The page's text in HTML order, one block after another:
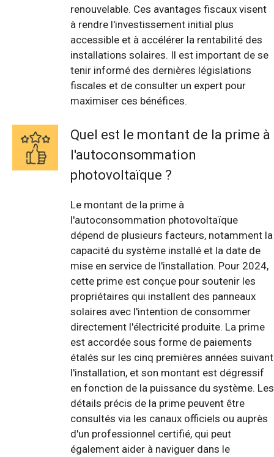
renouvelable. Ces avantages fiscaux visent
à rendre l'investissement initial plus
accessible et à accélérer la rentabilité des
installations solaires. Il est important de se
tenir informé des dernières législations
fiscales et de consulter un expert pour
maximiser ces bénéfices.
Quel est le montant de la prime à
l'autoconsommation
photovoltaïque ?
Le montant de la prime à
l'autoconsommation photovoltaïque
dépend de plusieurs facteurs, notamment la
capacité du système installé et la date de
mise en service de l'installation. Pour 2024,
cette prime est conçue pour soutenir les
propriétaires qui installent des panneaux
solaires avec l'intention de consommer
directement l'électricité produite. La prime
est accordée sous forme de paiements
étalés sur les cinq premières années suivant
l'installation, et son montant est dégressif
en fonction de la puissance du système. Les
détails précis de la prime peuvent être
consultés via les canaux officiels ou auprès
d'un professionnel certifié, qui peut
également aider à naviguer dans le